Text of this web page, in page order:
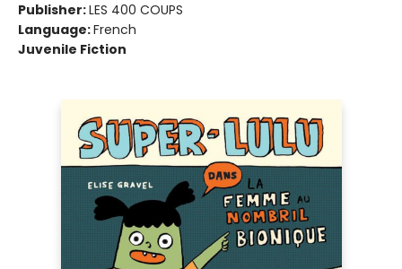
Publisher:LES 400 COUPS
Language:French
Juvenile Fiction